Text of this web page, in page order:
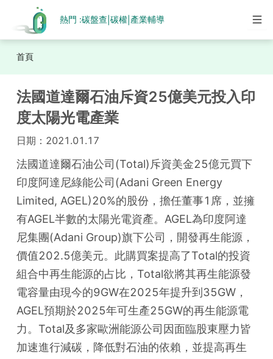
熱門 :碳盤查 碳權| 產業輔導
首頁
法國道達爾石油斥資25億美元投入印
度太陽光電產業
日期： 2021.01.17
法國道達爾石油公司(Total)斥資美金25億元買下
印度阿達尼綠能公司(Adani Green Energy
Limited, AGEL)20%的股份，擔任董事1席，並擁
有AGEL半數的太陽光電資產。AGEL為印度阿達
尼集團(Adani Group)旗下公司，開發再生能源，
價值202.5億美元。此購買案提高了Total的投資
組合中再生能源的占比，Total欲將其再生能源發
電容量由現今的9GW在2025年提升到35GW，
AGEL預期於2025年可生產25GW的再生能源電
力。Total及多家歐洲能源公司因面臨股東壓力皆
加速進行減碳，降低對石油的依賴，並提高再生